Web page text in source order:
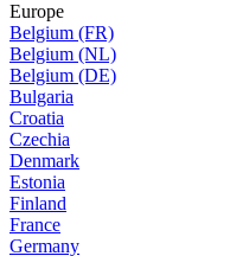
Europe
Belgium (FR)
Belgium (NL)
Belgium (DE)
Bulgaria
Croatia
Czechia
Denmark
Estonia
Finland
France
Germany